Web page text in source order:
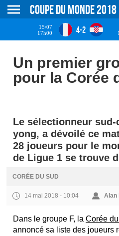
Coupe du monde 2018
15/07
17h00
4-2
Un premier
pour la Corée
Le sélectionneur sud-
yong, a dévoilé ce
28 joueurs pour le
de Ligue 1 se trouve
CORÉE DU SUD
14 mai 2018 - 10:04 Alan
Dans le groupe F, laCorée
annoncé sa liste des joueurs